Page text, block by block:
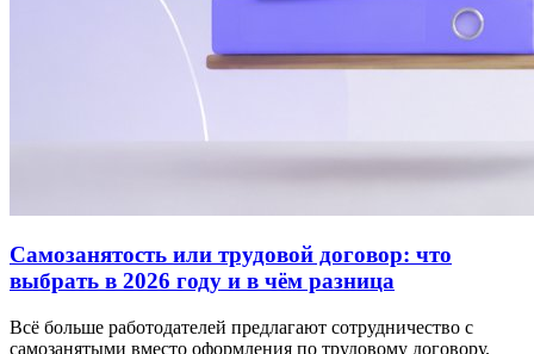
Самозанятость или трудовой договор: что
выбрать в 2026 году и в чём разница
Всё больше работодателей предлагают сотрудничество с
самозанятыми вместо оформления по трудовому договору.